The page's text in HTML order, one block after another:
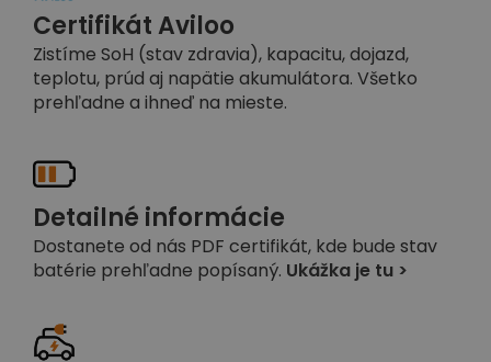
Certifikát Aviloo
Zistíme SoH (stav zdravia), kapacitu, dojazd,
teplotu, prúd aj napätie akumulátora. Všetko
prehľadne a ihneď na mieste.
Detailné informácie
Dostanete od nás PDF certifikát, kde bude stav
batérie prehľadne popísaný. Ukážka je tu >